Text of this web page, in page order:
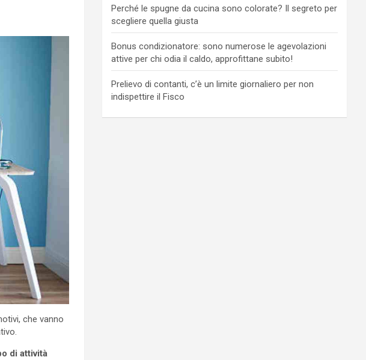
che vanno
di attività
Perché le spugne da cucina sono colorate? Il segreto per
scegliere quella giusta
Bonus condizionatore: sono numerose le agevolazioni
attive per chi odia il caldo, approfittane subito!
Prelievo di contanti, c’è un limite giornaliero per non
indispettire il Fisco